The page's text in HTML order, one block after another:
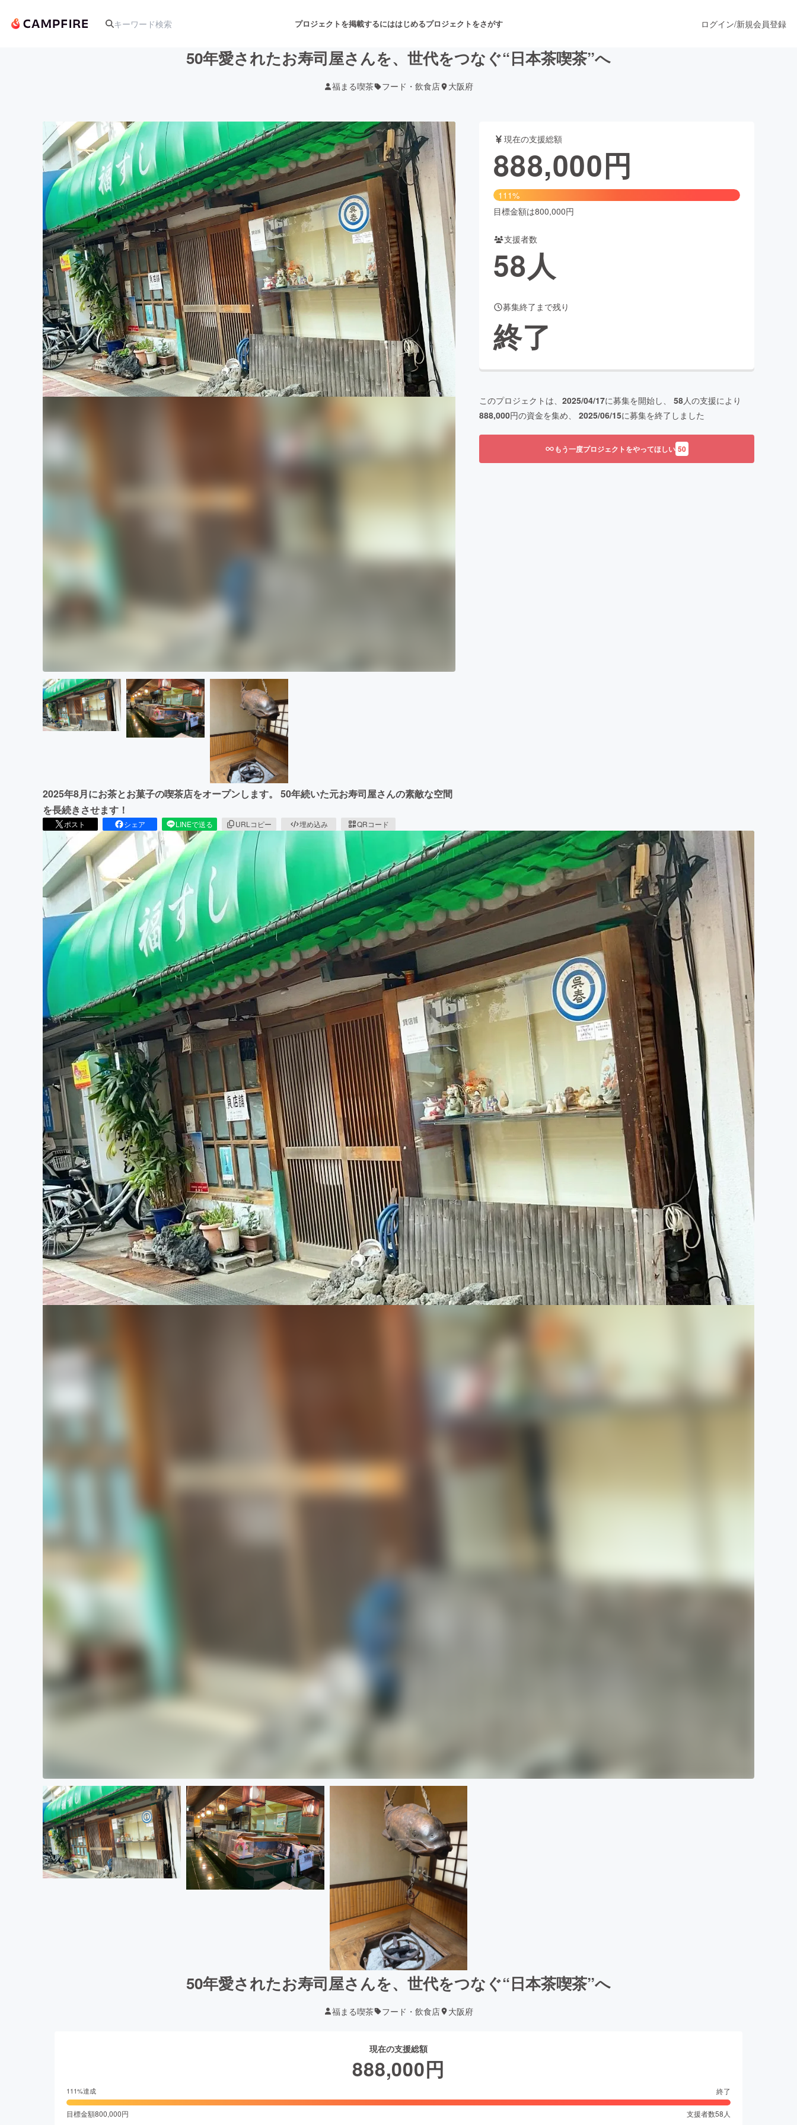
プロジェクトを掲載するにははじめるプロジェクトをさがす
アート・写真 音楽 舞台・パフォーマンス
テクノロジー・ガジェット ゲーム・サービス開発 フード・飲食店 ファッション
映像・映画 書籍・雑誌出版 アニメ・漫画
ビジネス・起業 チャレンジ ビューティー・ヘルスケア
まちづくり・地域活性化
CAMPFIRE for Social Good CAMPFIRE Creation
CAMPFIREふるさと納税machi-ya コミュニティ
ログイン/新規会員登録
50年愛されたお寿司屋さんを、世代をつなぐ“日本茶喫茶”へ
福まる喫茶 フード・飲食店 大阪府
2025年8月にお茶とお菓子の喫茶店をオープンします。 50年続いた元お寿司屋さんの素敵な空間
を長続きさせます！
ポスト シェア LINEで送る URLコピー 埋め込み QRコード
現在の支援総額
888,000円
111%
目標金額は800,000円
支援者数
58人
募集終了まで残り
終了
このプロジェクトは、 2025/04/17に募集を開始し、 58人の支援により
888,000円の資金を集め、 2025/06/15に募集を終了しました
もう一度プロジェクトをやってほしい 50
50年愛されたお寿司屋さんを、世代をつなぐ“日本茶喫茶”へ
福まる喫茶 フード・飲食店 大阪府
現在の支援総額
888,000円
111%達成 終了
目標金額800,000円 支援者数58 人